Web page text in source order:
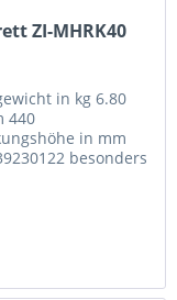
ZI-MHRK40
in kg 6.80
440
in mm
besonders